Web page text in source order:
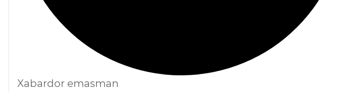
Xabardor emasman